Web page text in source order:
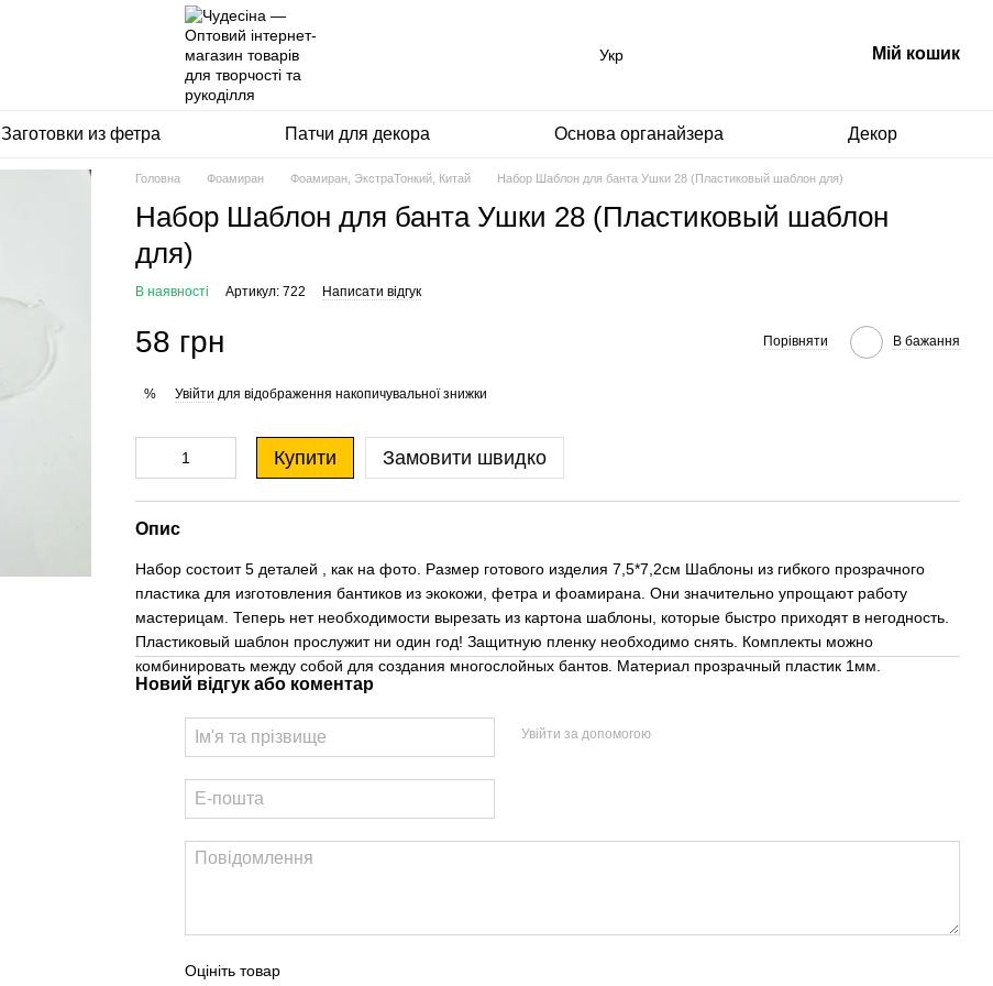
Укр Мій кошик
Заготовки из фетра Патчи для декора Основа органайзера Декор
Головна Фоамиран Фоамиран, ЭкстраТонкий, Китай Набор Шаблон для банта Ушки 28 (Пластиковый шаблон для)
Набор Шаблон для банта Ушки 28 (Пластиковый шаблон
для)
В наявності Артикул: 722 Написати відгук
58 грн Порівняти В бажання
% Увійти для відображення накопичувальної знижки
Купити Замовити швидко
Опис
Набор состоит 5 деталей , как на фото. Размер готового изделия 7,5*7,2см Шаблоны из гибкого прозрачного
пластика для изготовления бантиков из экокожи, фетра и фоамирана. Они значительно упрощают работу
мастерицам. Теперь нет необходимости вырезать из картона шаблоны, которые быстро приходят в негодность.
Пластиковый шаблон прослужит ни один год! Защитную пленку необходимо снять. Комплекты можно
комбинировать между собой для создания многослойных бантов. Материал прозрачный пластик 1мм.
Новий відгук або коментар
Увійти за допомогою
Оцініть товар